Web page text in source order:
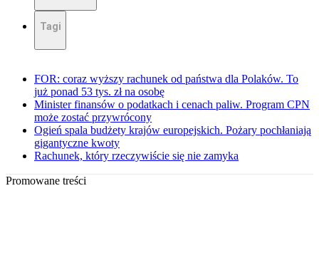
Tagi
FOR: coraz wyższy rachunek od państwa dla Polaków. To
już ponad 53 tys. zł na osobę
Minister finansów o podatkach i cenach paliw. Program CPN
może zostać przywrócony
Ogień spala budżety krajów europejskich. Pożary pochłaniają
gigantyczne kwoty
Rachunek, który rzeczywiście się nie zamyka
Promowane treści